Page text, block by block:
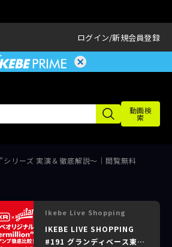
ログイン 新規会員登録
動画検
索
リーズ 実演＆徹底解説～｜閲覧無料
Ikebe Live Shopping
IKEBE LIVE SHOPPING
#191 グランディベース東京